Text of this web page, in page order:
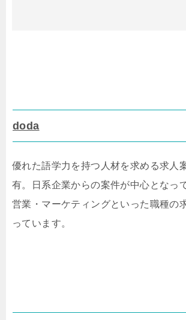
doda
優れた語学力を持つ人材を求める求人
有。日系企業からの案件が中心となっ
営業・マーケティングといった職種の
っています。